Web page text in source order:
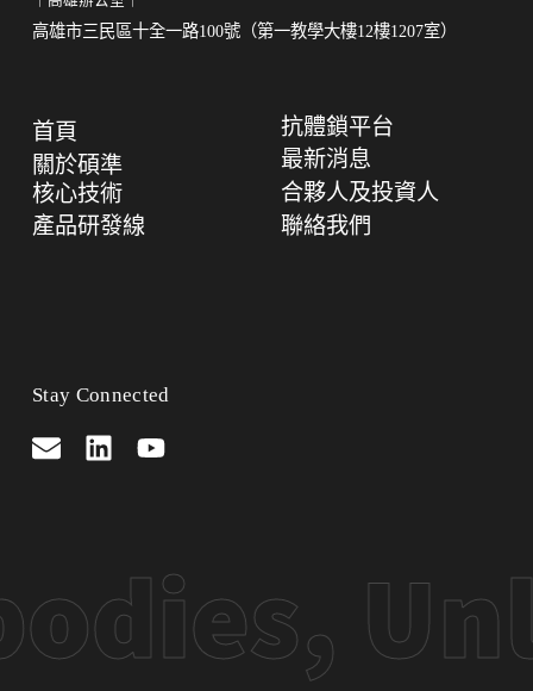
高雄市三民區十全一路100號（第一教學大樓12樓1207室）
首頁
關於碩準
核心技術
產品研發線
抗體鎖平台
最新消息
合夥人及投資人
聯絡我們
Stay Connected